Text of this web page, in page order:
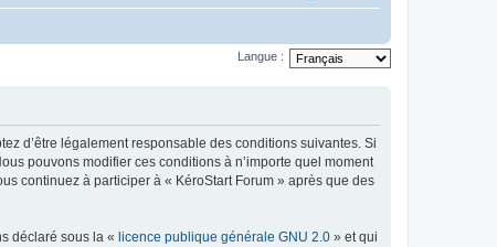
Langue :
d’être légalement responsable des conditions suivantes. Si
pouvons modifier ces conditions à n’importe quel moment
continuez à participer à « KéroStart Forum » après que des
déclaré sous la « licence publique générale GNU 2.0 » et qui